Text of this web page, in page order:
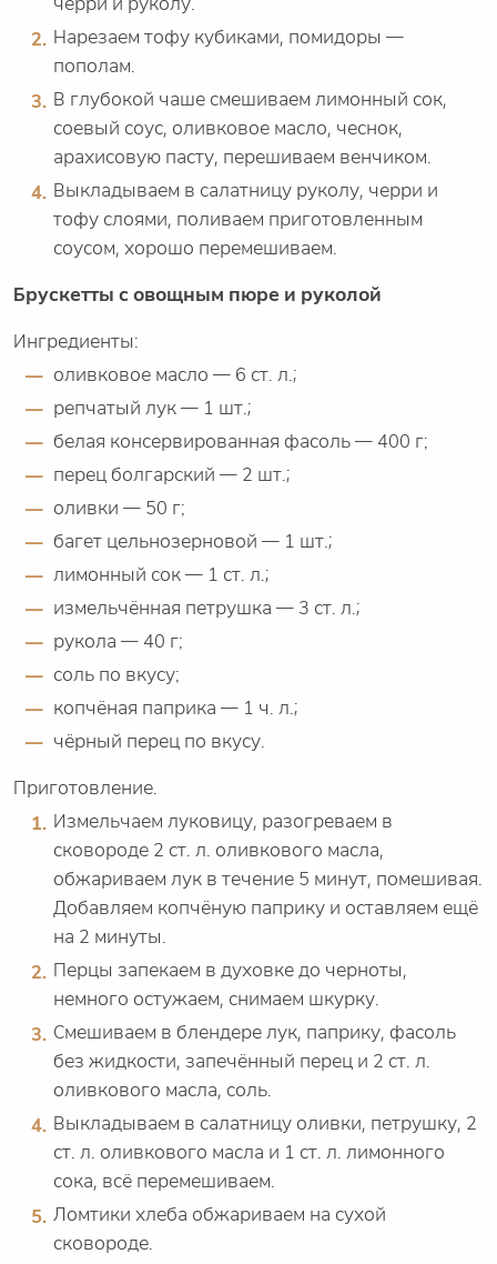
Нарезаем тофу кубиками, помидоры —
пополам.
В глубокой чаше смешиваем лимонный сок,
соевый соус, оливковое масло, чеснок,
арахисовую пасту, перешиваем венчиком.
Выкладываем в салатницу руколу, черри и
тофу слоями, поливаем приготовленным
соусом, хорошо перемешиваем.
Брускетты с овощным пюре и руколой
Ингредиенты:
оливковое масло — 6 ст. л.;
репчатый лук — 1 шт.;
белая консервированная фасоль — 400 г;
перец болгарский — 2 шт.;
оливки — 50 г;
багет цельнозерновой — 1 шт.;
лимонный сок — 1 ст. л.;
измельчённая петрушка — 3 ст. л.;
рукола — 40 г;
соль по вкусу;
копчёная паприка — 1 ч. л.;
чёрный перец по вкусу.
Приготовление.
Измельчаем луковицу, разогреваем в
сковороде 2 ст. л. оливкового масла,
обжариваем лук в течение 5 минут, помешивая.
Добавляем копчёную паприку и оставляем ещё
на 2 минуты.
Перцы запекаем в духовке до черноты,
немного остужаем, снимаем шкурку.
Смешиваем в блендере лук, паприку, фасоль
без жидкости, запечённый перец и 2 ст. л.
оливкового масла, соль.
Выкладываем в салатницу оливки, петрушку, 2
ст. л. оливкового масла и 1 ст. л. лимонного
сока, всё перемешиваем.
Ломтики хлеба обжариваем на сухой
сковороде.